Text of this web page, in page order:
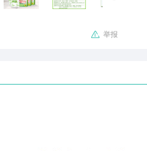
 举报